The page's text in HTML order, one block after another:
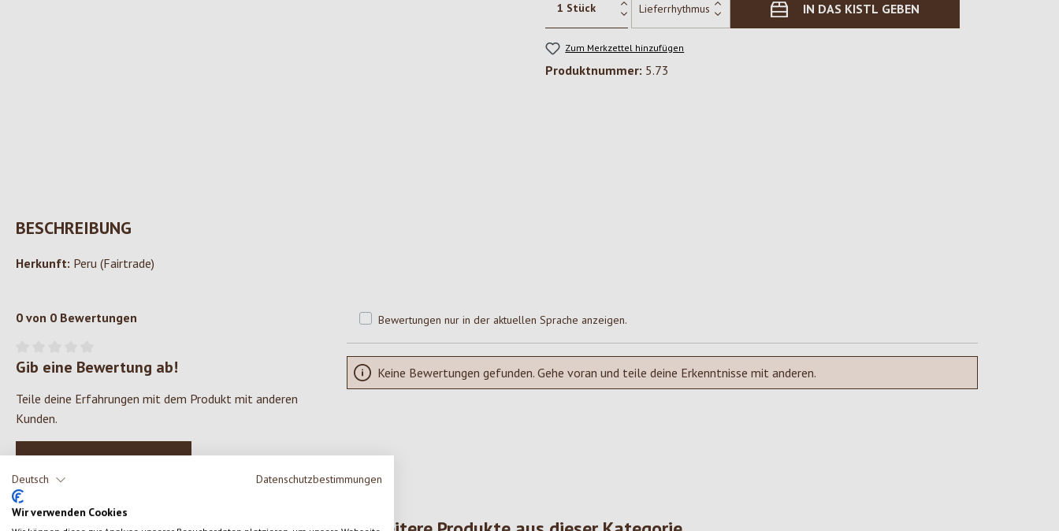
Deutsch Datenschutzbestimmungen
Wir verwenden Cookies
IN DAS KISTL GEBEN
Zum Merkzettel hinzufügen
Produktnummer: 5.73
BESCHREIBUNG
Herkunft: Peru (Fairtrade)
0 von 0 Bewertungen
Durchschnittliche Bewertung von 0 von 5 Sternen
Gib eine Bewertung ab!
Teile deine Erfahrungen mit dem Produkt mit anderen
Kunden.
SCHREIBE EINE BEWERTUNG
Bewertungen nur in der aktuellen Sprache anzeigen.
Keine Bewertungen gefunden. Gehe voran und teile deine Erkenntnisse mit anderen.